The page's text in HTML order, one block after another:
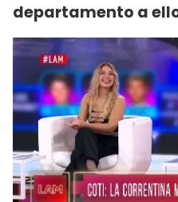
departamento a